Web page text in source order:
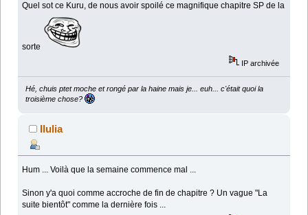
Quel sot ce Kuru, de nous avoir spoilé ce magnifique chapitre SP de la
sorte
IP archivée
Hé, chuis ptet moche et rongé par la haine mais je... euh... c'était quoi la
troisième chose?
Ilulia
Hum ... Voilà que la semaine commence mal ...
Sinon y'a quoi comme accroche de fin de chapitre ? Un vague "La
suite bientôt" comme la dernière fois ...